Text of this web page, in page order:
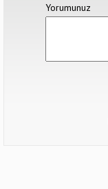
Yorumunuz